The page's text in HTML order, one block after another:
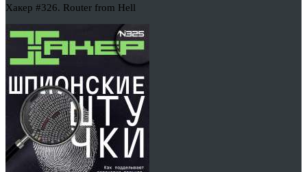
Хакер #326. Router from Hell